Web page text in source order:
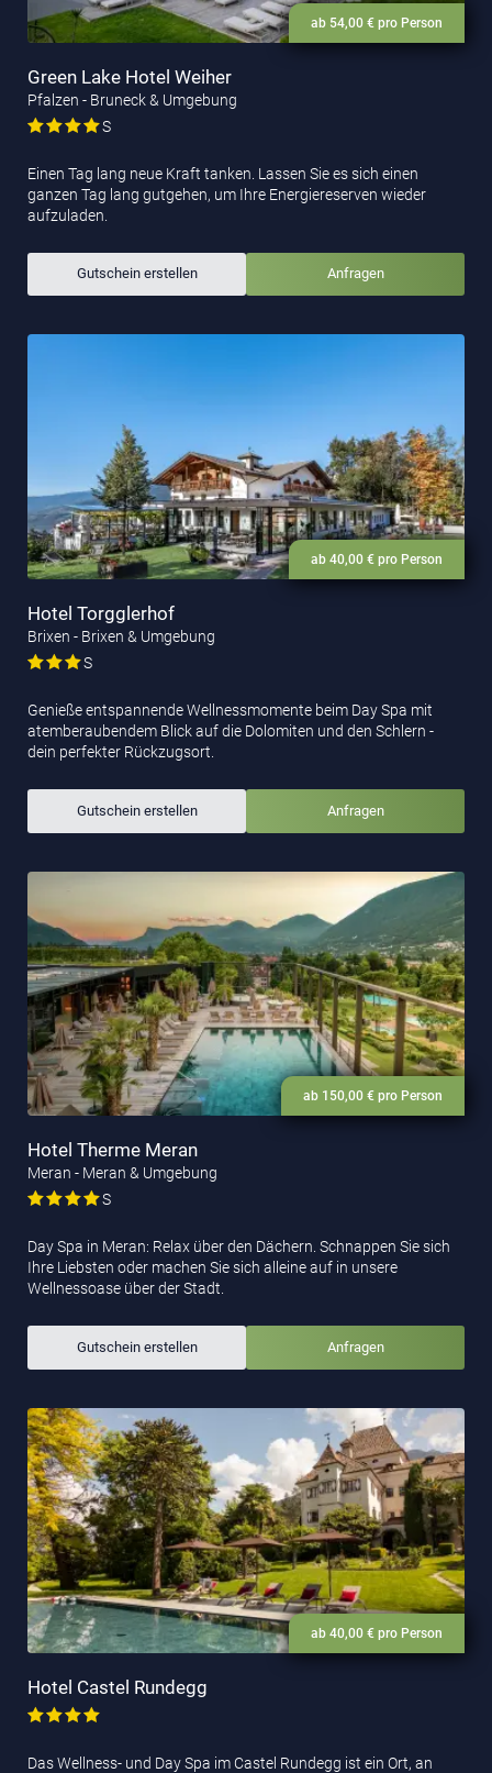
ab 54,00 € pro Person
Green Lake Hotel Weiher
Pfalzen - Bruneck & Umgebung
S
Einen Tag lang neue Kraft tanken. Lassen Sie es sich einen
ganzen Tag lang gutgehen, um Ihre Energiereserven wieder
aufzuladen.
Gutschein erstellen Anfragen
ab 40,00 € pro Person
Hotel Torgglerhof
Brixen - Brixen & Umgebung
S
Genieße entspannende Wellnessmomente beim Day Spa mit
atemberaubendem Blick auf die Dolomiten und den Schlern -
dein perfekter Rückzugsort.
Gutschein erstellen Anfragen
ab 150,00 € pro Person
Hotel Therme Meran
Meran - Meran & Umgebung
S
Day Spa in Meran: Relax über den Dächern. Schnappen Sie sich
Ihre Liebsten oder machen Sie sich alleine auf in unsere
Wellnessoase über der Stadt.
Gutschein erstellen Anfragen
ab 40,00 € pro Person
Hotel Castel Rundegg
Das Wellness- und Day Spa im Castel Rundegg ist ein Ort, an